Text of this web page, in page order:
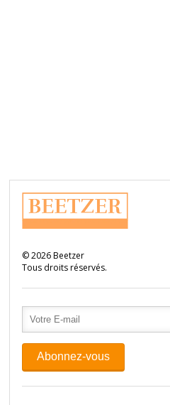
©2026Beetzer
Tous droits réservés.